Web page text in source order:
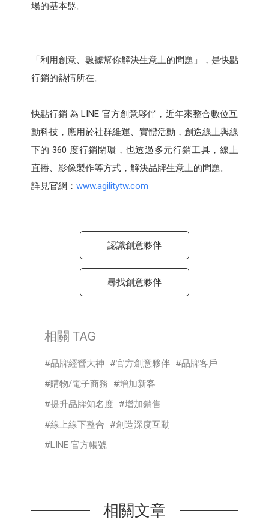
場的基本盤。​
「利用創意、數據幫你解決生意上的問題」，是快點
行銷的熱情所在。 ​
快點行銷 為 LINE 官方創意夥伴，近年來整合數位互
動科技，應用於社群維運、實體活動，創造線上與線
下的 360 度行銷閉環，也透過多元行銷工具，線上
直播、影像製作等方式，解決品牌生意上的問題。 ​
詳見官網： www.agilitytw.com​
認識創意夥伴
尋找創意夥伴
相關 TAG
品牌經營大神 官方創意夥伴
品牌客戶
購物/電子商務
增加新客
提升品牌知名度
增加銷售
線上線下整合
創造深度互動
LINE 官方帳號
相關文章